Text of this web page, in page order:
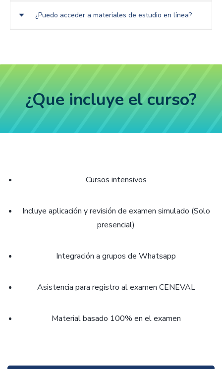
Nuestros cursos están diseñados por expertos y han
demostrado ser altamente efectivos, con una alta
¿Puedo acceder a materiales de estudio en línea?
​¿Que incluye el curso?
Cursos intensivos
Incluye aplicación y revisión de examen simulado (Solo
presencial)
Integración a grupos de Whatsapp
Asistencia para registro al examen CENEVAL
Material basado 100% en el examen